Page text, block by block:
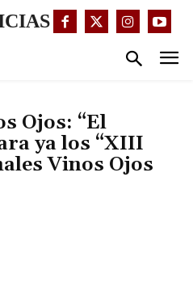
Ojos: “El
ya los “XIII
Vinos Ojos